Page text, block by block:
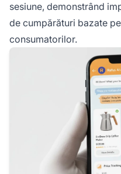
sesiune, demonstrând
de cumpărături bazate
consumatorilor.